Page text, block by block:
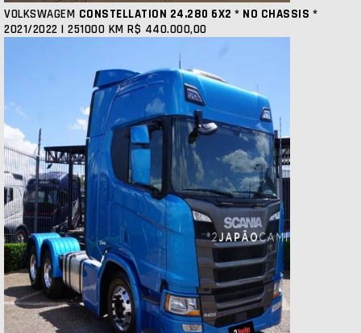
VOLKSWAGEM CONSTELLATION 24.280 6X2 * NO CHASSIS *
2021/2022 | 251000 KM R$ 440.000,00